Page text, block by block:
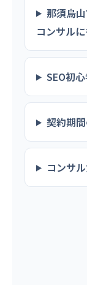
那須烏
コンサル
SEO初
契約期
コンサ